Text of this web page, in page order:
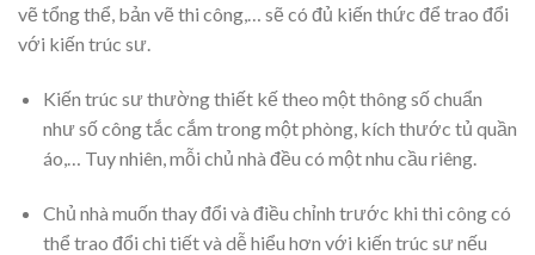
vẽ tổng thể, bản vẽ thi công,… sẽ có đủ kiến thức để trao đổi
với kiến trúc sư.
Kiến trúc sư thường thiết kế theo một thông số chuẩn
như số công tắc cắm trong một phòng, kích thước tủ quần
áo,… Tuy nhiên, mỗi chủ nhà đều có một nhu cầu riêng.
Chủ nhà muốn thay đổi và điều chỉnh trước khi thi công có
thể trao đổi chi tiết và dễ hiểu hơn với kiến trúc sư nếu